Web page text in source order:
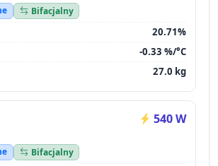
Bifacjalny
20.71%
-0.33 %/°C
27.0 kg
540 W
Bifacjalny